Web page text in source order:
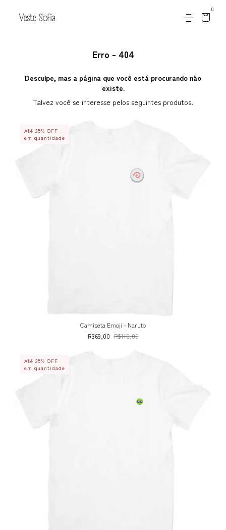
0
Erro - 404
Desculpe, mas a página que você está procurando não
existe.
Talvez você se interesse pelos seguintes produtos.
Até 25% OFF
em quantidade
Camiseta Emoji - Naruto
R$69,00 R$110,00
Até 25% OFF
em quantidade